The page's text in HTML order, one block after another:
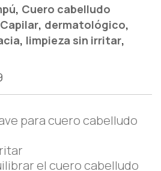
, Cuero cabelludo
, dermatológico,
, limpieza sin irritar,
para cuero cabelludo
el cuero cabelludo